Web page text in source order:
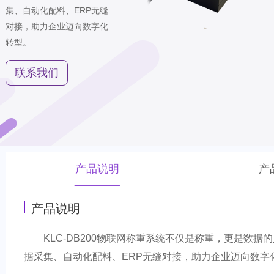
集、自动化配料、ERP无缝
对接，助力企业迈向数字化
转型。
联系我们
产品说明 产
产品说明
KLC-DB200物联网称重系统不仅是称重，更是数据
据采集、自动化配料、ERP无缝对接，助力企业迈向数字